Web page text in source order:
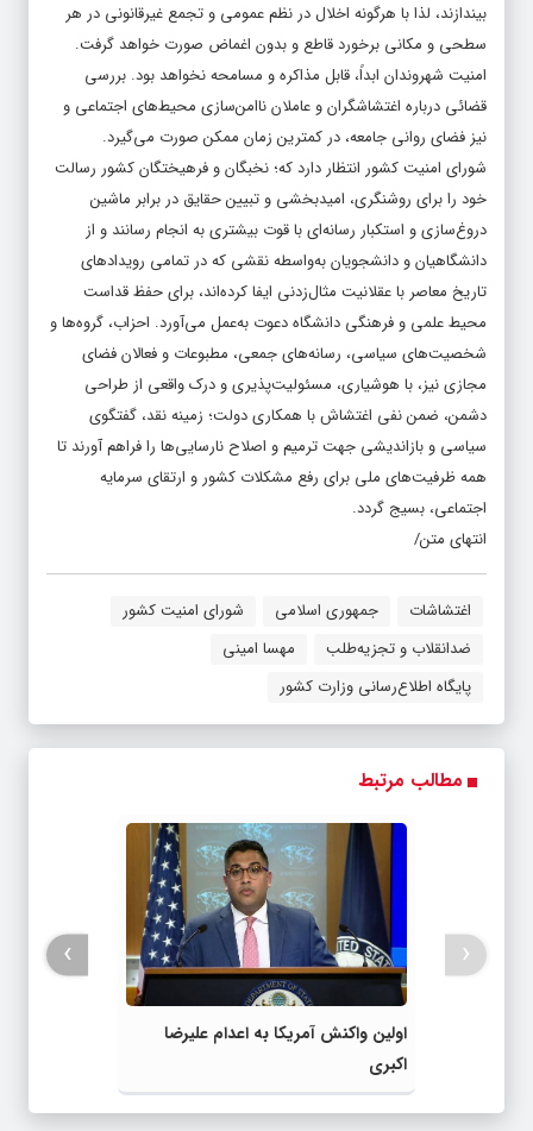
بیندازند، لذا با هرگونه اخلال در نظم عمومی و تجمع غیرقانونی در هر
سطحی و مکانی برخورد قاطع و بدون اغماض صورت خواهد گرفت.
امنیت شهروندان ابداً، قابل مذاکره و مسامحه نخواهد بود. بررسی
قضائی درباره اغتشاش­گران و عاملان ناامن‌سازی محیط­‌های اجتماعی و
نیز فضای روانی جامعه، در کمترین زمان ممکن صورت می‌گیرد.
شورای امنیت کشور انتظار دارد که؛ نخبگان و فرهیختگان کشور رسالت
خود را برای روشنگری، امیدبخشی و تبیین حقایق در برابر ماشین
دروغ‌سازی و استکبار رسانه­‌ای با قوت بیشتری به انجام رسانند و از
دانشگاهیان و دانشجویان به‌واسطه نقشی که در تمامی رویدادهای
تاریخ معاصر با عقلانیت مثال‌زدنی ایفا کرده‌اند، برای حفظ قداست
محیط علمی و فرهنگی دانشگاه دعوت به‌عمل می­‌آورد. احزاب، گروه‌ها و
شخصیت‌های سیاسی، رسانه­‌های جمعی، مطبوعات و فعالان فضای
مجازی نیز، با هوشیاری، مسئولیت­‌پذیری و درک واقعی از طراحی
دشمن، ضمن نفی اغتشاش با همکاری دولت؛ زمینه نقد، گفتگوی
سیاسی و بازاندیشی جهت ترمیم و اصلاح نارسایی­‌ها را فراهم آورند تا
همه ظرفیت­‌های ملی برای رفع مشکلات کشور و ارتقای سرمایه
اجتماعی، بسیج گردد.
انتهای متن/
اغتشاشات جمهوری اسلامی
شورای امنیت کشور
ضدانقلاب و تجزیه‌طلب
مهسا امینی
پایگاه اطلاع‌رسانی وزارت کشور
مطالب مرتبط
اولین واکنش آمریکا به اعدام علیرضا
اکبری
‹
›